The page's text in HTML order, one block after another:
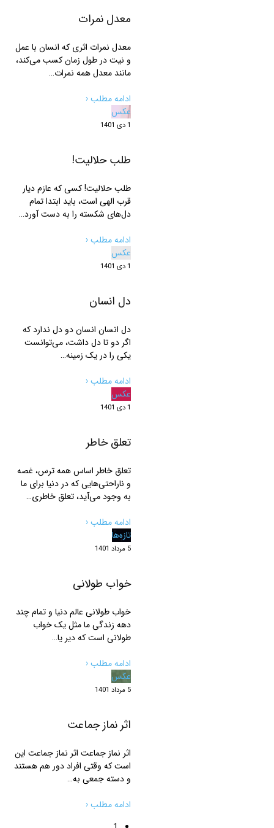
معدل نمرات
معدل نمرات اثری که انسان با عمل
و نیت در طول زمان کسب می‌کند،
مانند معدل همه نمرات…
ادامه مطلب ‹
عکس
1 دی 1401
طلب حلالیت!
طلب حلالیت! کسی که عازم دیار
قرب الهی است، باید ابتدا تمام
دل‌های شکسته را به دست آورد…
ادامه مطلب ‹
عکس
1 دی 1401
دل انسان
دل انسان انسان دو دل ندارد که
اگر دو تا دل داشت، می‌توانست
یکی را در یک زمینه…
ادامه مطلب ‹
عکس
1 دی 1401
تعلق خاطر
تعلق خاطر اساس همه ترس، غصه
و ناراحتی‌هایی که در دنیا برای ما
به وجود می‌آید، تعلق خاطری…
ادامه مطلب ‹
تازه‌ها
5 مرداد 1401
خواب طولانی
خواب طولانی عالم دنیا و تمام چند
دهه زندگی ما مثل یک خواب
طولانی است که دیر یا…
ادامه مطلب ‹
عکس
5 مرداد 1401
اثر نماز جماعت
اثر نماز جماعت اثر نماز جماعت این
است که وقتی افراد دور هم هستند
و دسته جمعی به…
ادامه مطلب ‹